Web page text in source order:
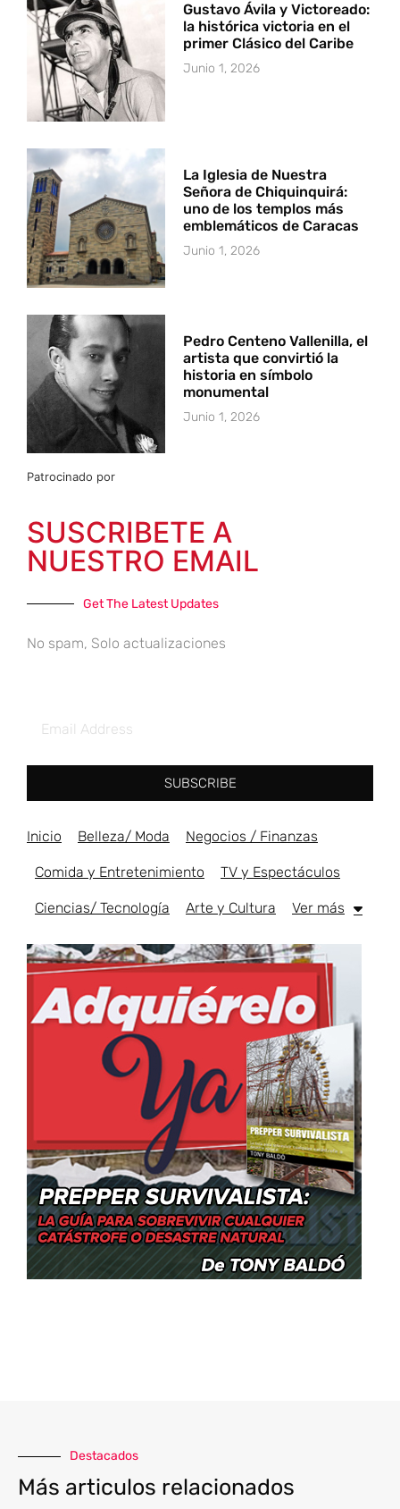
Gustavo Ávila y Victoreado:
la histórica victoria en el
primer Clásico del Caribe
Junio 1, 2026
La Iglesia de Nuestra
Señora de Chiquinquirá:
uno de los templos más
emblemáticos de Caracas
Junio 1, 2026
Pedro Centeno Vallenilla, el
artista que convirtió la
historia en símbolo
monumental
Junio 1, 2026
Patrocinado por
SUSCRIBETE A
NUESTRO EMAIL
Get The Latest Updates
No spam, Solo actualizaciones
SUBSCRIBE
Inicio Belleza/ Moda Negocios / Finanzas
Comida y Entretenimiento TV y Espectáculos
Ciencias/ Tecnología Arte y Cultura Ver más
Destacados
Más articulos relacionados